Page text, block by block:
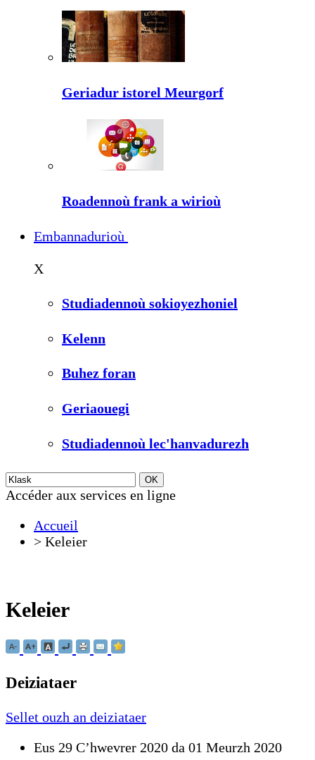
Geriadur istorel Meurgorf
Roadennoù frank a wirioù
Embannadurioù
X
Studiadennoù sokioyezhoniel
Kelenn
Buhez foran
Geriaouegi
Studiadennoù lec'hanvadurezh
Accéder aux services en ligne
Accueil
> Keleier
Keleier
Deiziataer
Sellet ouzh an deiziataer
Eus 29 Cʼhwevrer 2020 da 01 Meurzh 2020